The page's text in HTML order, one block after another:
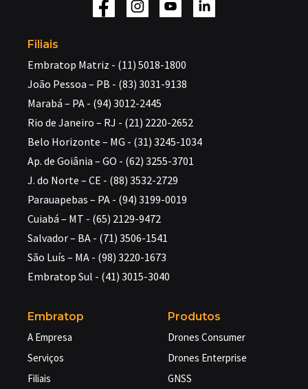
Filiais
Embratop Matriz - (11) 5018-1800
João Pessoa – PB - (83) 3031-9138
Marabá – PA - (94) 3012-2445
Rio de Janeiro – RJ - (21) 2220-2652
Belo Horizonte – MG - (31) 3245-1034
Ap. de Goiânia – GO - (62) 3255-3701
J. do Norte – CE - (88) 3532-2729
Parauapebas – PA - (94) 3199-0019
Cuiabá – MT - (65) 2129-9472
Salvador – BA - (71) 3506-1541
São Luís – MA - (98) 3220-1673
Embratop Sul - (41) 3015-3040
Embratop
A Empresa
Serviços
Filiais
Produtos
Drones Consumer
Drones Enterprise
GNSS